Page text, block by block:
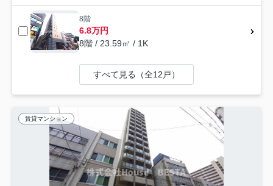
8階
6.8万円
8階 / 23.59㎡ / 1K
すべて見る（全12戸）
賃貸マンション